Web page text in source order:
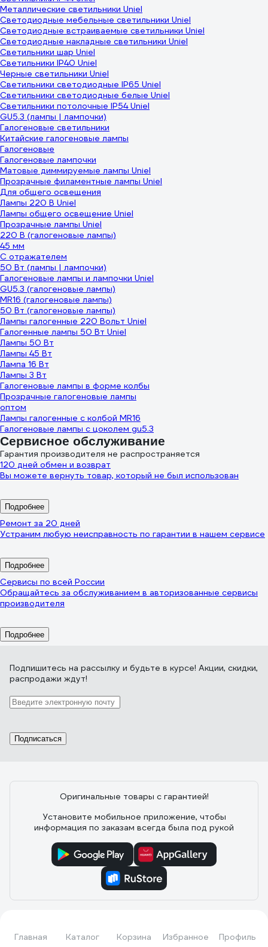
Главная Каталог Корзина Избранное Профиль
Металлические светильники Uniel
Светодиодные мебельные светильники Uniel
Светодиодные встраиваемые светильники Uniel
Светодиодные накладные светильники Uniel
Светильники шар Uniel
Светильники IP40 Uniel
Черные светильники Uniel
Светильники светодиодные IP65 Uniel
Светильники светодиодные белые Uniel
Светильники потолочные IP54 Uniel
GU5.3 (лампы | лампочки)
Галогеновые светильники
Китайские галогеновые лампы
Галогеновые
Галогеновые лампочки
Матовые диммируемые лампы Uniel
Прозрачные филаментные лампы Uniel
Для общего освещения
Лампы 220 В Uniel
Лампы общего освещение Uniel
Прозрачные лампы Uniel
220 В (галогеновые лампы)
45 мм
С отражателем
50 Вт (лампы | лампочки)
Галогеновые лампы и лампочки Uniel
GU5.3 (галогеновые лампы)
MR16 (галогеновые лампы)
50 Вт (галогеновые лампы)
Лампы галогенные 220 Вольт Uniel
Галогенные лампы 50 Вт Uniel
Лампы 50 Вт
Лампы 45 Вт
Лампа 16 Вт
Лампы 3 Вт
Галогеновые лампы в форме колбы
Прозрачные галогеновые лампы
оптом
Лампы галогенные с колбой MR16
Галогеновые лампы с цоколем gu5.3
Сервисное обслуживание
Гарантия производителя не распространяется
120 дней обмен и возврат
Вы можете вернуть товар, который не был использован
Подробнее
Ремонт за 20 дней
Устраним любую неисправность по гарантии в нашем сервисе
Подробнее
Сервисы по всей России
Обращайтесь за обслуживанием в авторизованные сервисы
производителя
Подробнее
Подпишитесь на рассылку и будьте в курсе! Акции, скидки,
распродажи ждут!
Подписаться
Оригинальные товары с гарантией!
Установите мобильное приложение, чтобы
информация по заказам всегда была под рукой
Каталог